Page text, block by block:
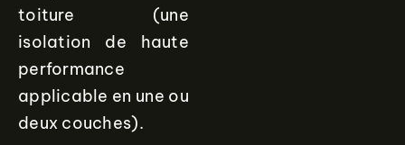
toiture (une
isolation de haute
performance
applicable en une ou
deux couches).